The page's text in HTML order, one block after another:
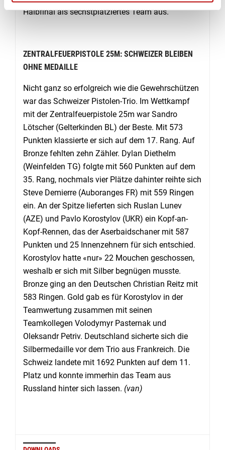
Halbfinal als sechstplatziertes Team aus.
ZENTRALFEUERPISTOLE 25M: SCHWEIZER BLEIBEN
OHNE MEDAILLE
Nicht ganz so erfolgreich wie die Gewehrschützen
war das Schweizer Pistolen-Trio. Im Wettkampf
mit der Zentralfeuerpistole 25m war Sandro
Lötscher (Gelterkinden BL) der Beste. Mit 573
Punkten klassierte er sich auf dem 17. Rang. Auf
Bronze fehlten zehn Zähler. Dylan Diethelm
(Weinfelden TG) folgte mit 560 Punkten auf dem
35. Rang, nochmals vier Plätze dahinter reihte sich
Steve Demierre (Auboranges FR) mit 559 Ringen
ein. An der Spitze lieferten sich Ruslan Lunev
(AZE) und Pavlo Korostylov (UKR) ein Kopf-an-
Kopf-Rennen, das der Aserbaidschaner mit 587
Punkten und 25 Innenzehnern für sich entschied.
Korostylov hatte «nur» 22 Mouchen geschossen,
weshalb er sich mit Silber begnügen musste.
Bronze ging an den Deutschen Christian Reitz mit
583 Ringen. Gold gab es für Korostylov in der
Teamwertung zusammen mit seinen
Teamkollegen Volodymyr Pasternak und
Oleksandr Petriv. Deutschland sicherte sich die
Silbermedaille vor dem Trio aus Frankreich. Die
Schweiz landete mit 1692 Punkten auf dem 11.
Platz und konnte immerhin das Team aus
Russland hinter sich lassen. (van)